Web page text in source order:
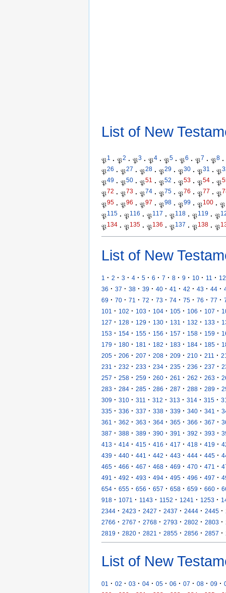
List of New
𝔓1 · 𝔓2 · 𝔓3 · 𝔓4 · 𝔓5 · 𝔓6 · 𝔓7 · 𝔓8 ·
𝔓26 · 𝔓27 · 𝔓28 · 𝔓29 · 𝔓30 · 𝔓31 · 𝔓
𝔓49 · 𝔓50 · 𝔓51 · 𝔓52 · 𝔓53 · 𝔓54 · 𝔓
𝔓72 · 𝔓73 · 𝔓74 · 𝔓75 · 𝔓76 · 𝔓77 · 𝔓
𝔓95 · 𝔓96 · 𝔓97 · 𝔓98 · 𝔓99 · 𝔓100 · 𝔓
𝔓115 · 𝔓116 · 𝔓117 · 𝔓118 · 𝔓119 · 𝔓
𝔓134 · 𝔓135 · 𝔓136 · 𝔓137 · 𝔓138 · 𝔓
List of New
1 · 2 · 3 · 4 · 5 · 6 · 7 · 8 · 9 · 10 · 11 · 12
36 · 37 · 38 · 39 · 40 · 41 · 42 · 43 · 44 ·
69 · 70 · 71 · 72 · 73 · 74 · 75 · 76 · 77 ·
101
· 102 · 103 · 104 · 105 · 106 · 107 ·
127 · 128 · 129 · 130 · 131 · 132 · 133 ·
153 · 154 · 155 · 156 · 157 · 158 · 159 ·
179 · 180 · 181 · 182 · 183 · 184 · 185 ·
205 · 206 · 207 · 208 · 209 · 210 · 211 ·
231
· 232 · 233 · 234 · 235 · 236 · 237 ·
257 · 258 · 259 · 260 · 261 · 262 · 263 ·
283 · 284 · 285 · 286 · 287 · 288 · 289 ·
309 · 310 · 311 · 312 · 313 · 314 · 315 ·
335 · 336 · 337 · 338 · 339 · 340 · 341 ·
361
· 362 · 363 · 364 · 365 · 366 · 367 ·
387 · 388 · 389 · 390 · 391 · 392 · 393 ·
413 · 414 · 415 · 416 · 417 · 418 · 419 ·
439 · 440 · 441 · 442 · 443 · 444 · 445 ·
465 · 466 · 467 · 468 · 469 · 470 · 471 ·
491
· 492 · 493 · 494 · 495 · 496 · 497 ·
654 · 655 · 656 · 657 · 658 · 659 · 660 ·
918 · 1071 · 1143 · 1152 · 1241 · 1253 ·
2344 · 2423 · 2427 · 2437 · 2444 · 2445 ·
2766 · 2767 · 2768 · 2793 · 2802 · 2803 ·
2819 · 2820 · 2821 · 2855 · 2856 · 2857 ·
List of New
01 · 02 · 03 · 04 · 05 · 06 · 07 · 08 · 09 ·